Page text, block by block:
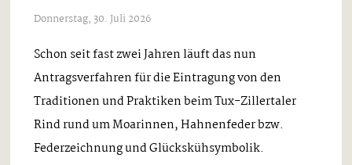
Donnerstag, 30. Juli 2026
Schon seit fast zwei Jahren läuft das nun
Antragsverfahren für die Eintragung von den
Traditionen und Praktiken beim Tux-Zillertaler
Rind rund um Moarinnen, Hahnenfeder bzw.
Federzeichnung und Glückskühsymbolik.